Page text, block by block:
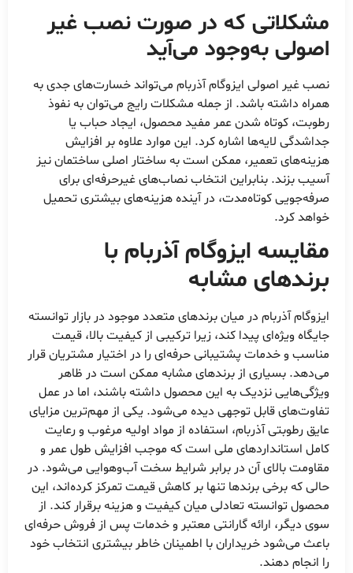
مشکلاتی که در صورت نصب غیر
اصولی به‌وجود می‌آید
نصب غیر اصولی ایزوگام آذربام می‌تواند خسارت‌های جدی به
همراه داشته باشد. از جمله مشکلات رایج می‌توان به نفوذ
رطوبت، کوتاه شدن عمر مفید محصول، ایجاد حباب یا
جداشدگی لایه‌ها اشاره کرد. این موارد علاوه بر افزایش
هزینه‌های تعمیر، ممکن است به ساختار اصلی ساختمان نیز
آسیب بزند. بنابراین انتخاب نصاب‌های غیرحرفه‌ای برای
صرفه‌جویی کوتاه‌مدت، در آینده هزینه‌های بیشتری تحمیل
خواهد کرد.
مقایسه ایزوگام آذربام با
برندهای مشابه
ایزوگام آذربام در میان برندهای متعدد موجود در بازار توانسته
جایگاه ویژه‌ای پیدا کند، زیرا ترکیبی از کیفیت بالا، قیمت
مناسب و خدمات پشتیبانی حرفه‌ای را در اختیار مشتریان قرار
می‌دهد. بسیاری از برندهای مشابه ممکن است در ظاهر
ویژگی‌هایی نزدیک به این محصول داشته باشند، اما در عمل
تفاوت‌های قابل توجهی دیده می‌شود. یکی از مهم‌ترین مزایای
عایق رطوبتی آذربام، استفاده از مواد اولیه مرغوب و رعایت
کامل استانداردهای ملی است که موجب افزایش طول عمر و
مقاومت بالای آن در برابر شرایط سخت آب‌وهوایی می‌شود. در
حالی که برخی برندها تنها بر کاهش قیمت تمرکز کرده‌اند، این
محصول توانسته تعادلی میان کیفیت و هزینه برقرار کند. از
سوی دیگر، ارائه گارانتی معتبر و خدمات پس از فروش حرفه‌ای
باعث می‌شود خریداران با اطمینان خاطر بیشتری انتخاب خود
را انجام دهند.